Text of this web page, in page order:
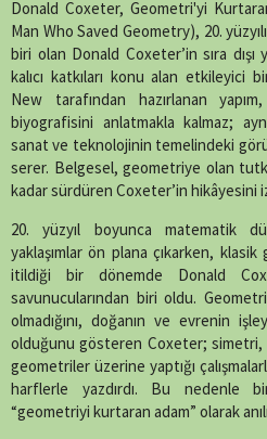
(Twitter)
Donald Coxeter, Geometri'yi
Man Who Saved Geometry), 20.
biri olan Donald Coxeter’in sıra dışı
kalıcı katkıları konu alan etkileyici
New tarafından hazırlanan
biyografisini anlatmakla kalmaz;
sanat ve teknolojinin temelindeki
serer. Belgesel, geometriye olan
kadar sürdüren Coxeter’in hikâyesini
20. yüzyıl boyunca matematik
yaklaşımlar ön plana çıkarken,
itildiği bir dönemde Donald
savunucularından biri oldu.
olmadığını, doğanın ve evrenin
olduğunu gösteren Coxeter;
geometriler üzerine yaptığı
harflerle yazdırdı. Bu nedenle
“geometriyi kurtaran adam” olarak